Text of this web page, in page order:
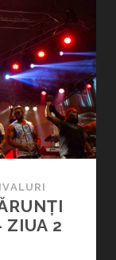
ZIUA 2